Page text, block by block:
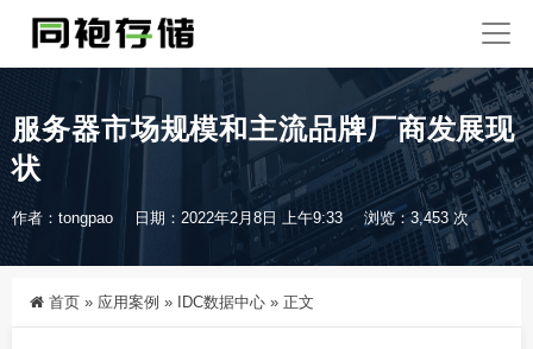
服务器市场规模和主流品牌厂商发展现
状
作者：tongpao 日期：2022年2月8日 上午9:33 浏览：3,453 次
首页 » 应用案例 » IDC数据中心 » 正文